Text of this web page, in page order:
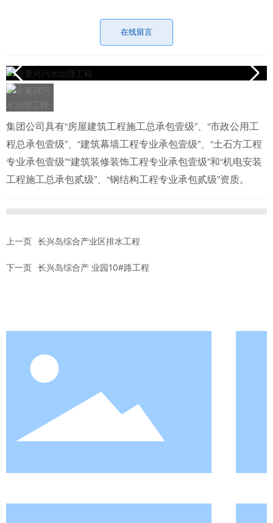
在线留言
集团公司具有“房屋建筑工程施工总承包壹级”、“市政公用工
程总承包壹级”、“建筑幕墙工程专业承包壹级”、“土石方工程
专业承包壹级”“建筑装修装饰工程专业承包壹级”和“机电安装
工程施工总承包贰级”、“钢结构工程专业承包贰级”资质。
上一页 长兴岛综合产业区排水工程
下一页 长兴岛综合产 业园10#路工程